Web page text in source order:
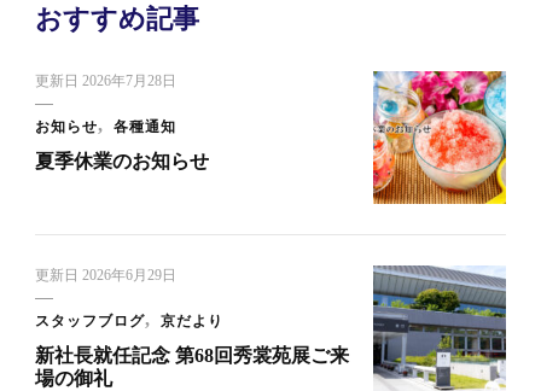
おすすめ記事
更新日 2026年7月28日
お知らせ 各種通知
夏季休業のお知らせ
更新日 2026年6月29日
スタッフブログ 京だより
新社長就任記念 第68回秀裳苑展ご来
場の御礼